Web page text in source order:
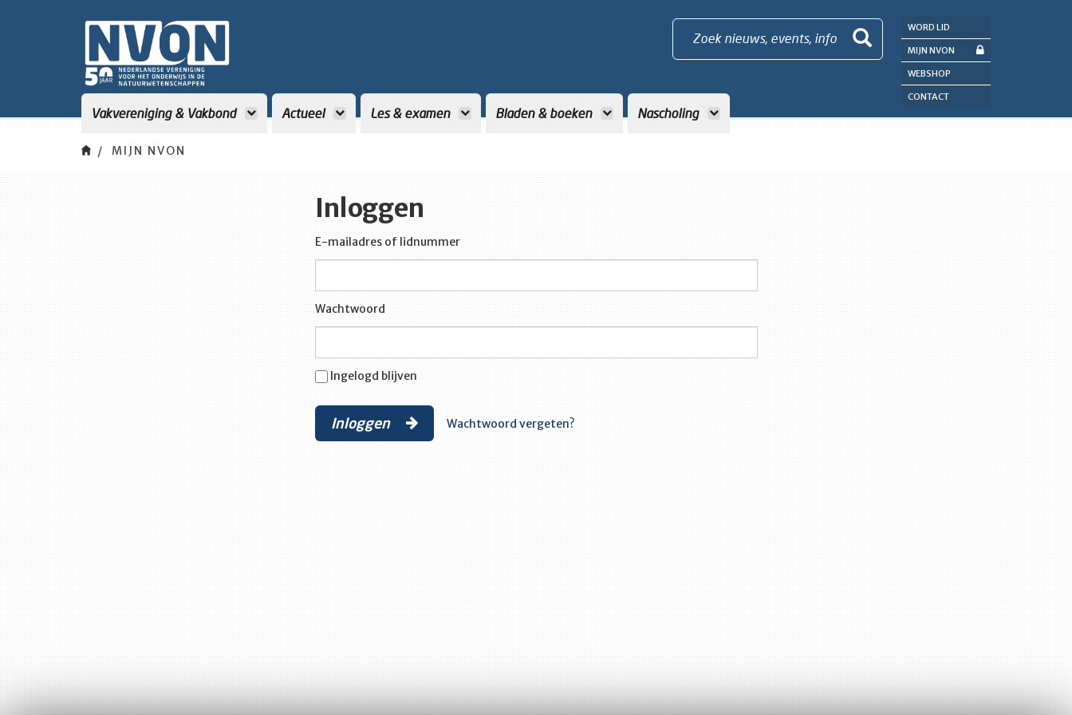
Zoek nieuws, events, info
Vakvereniging & Vakbond Actueel Les & examen Bladen & boeken Nascholing
WORD LID
MIJN NVON
WEBSHOP
CONTACT
MIJN NVON
Inloggen
E-mailadres of lidnummer
Wachtwoord
Ingelogd blijven
Inloggen Wachtwoord vergeten?